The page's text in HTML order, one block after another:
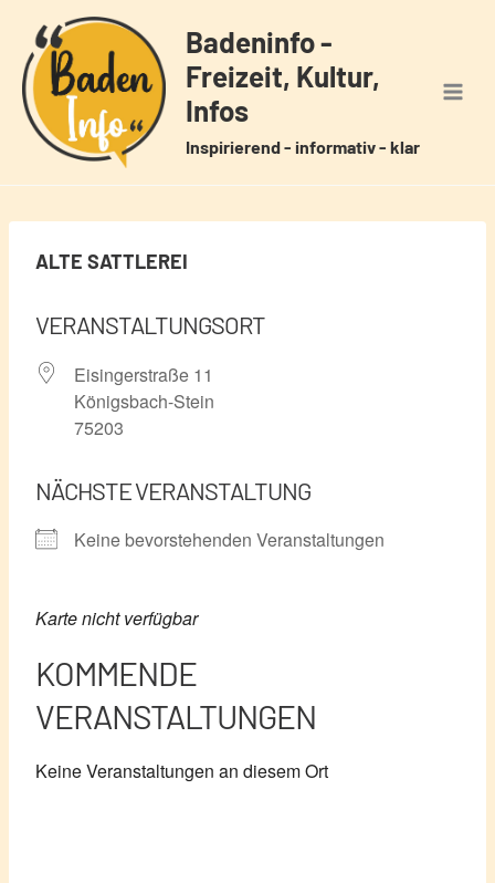
Inhalt
springen
Badeninfo -
Freizeit, Kultur,
Infos
Inspirierend - informativ - klar
ALTE SATTLEREI
VERANSTALTUNGSORT
Eisingerstraße 11
Königsbach-Stein
75203
NÄCHSTE VERANSTALTUNG
Keine bevorstehenden Veranstaltungen
Karte nicht verfügbar
KOMMENDE
VERANSTALTUNGEN
Keine Veranstaltungen an diesem Ort